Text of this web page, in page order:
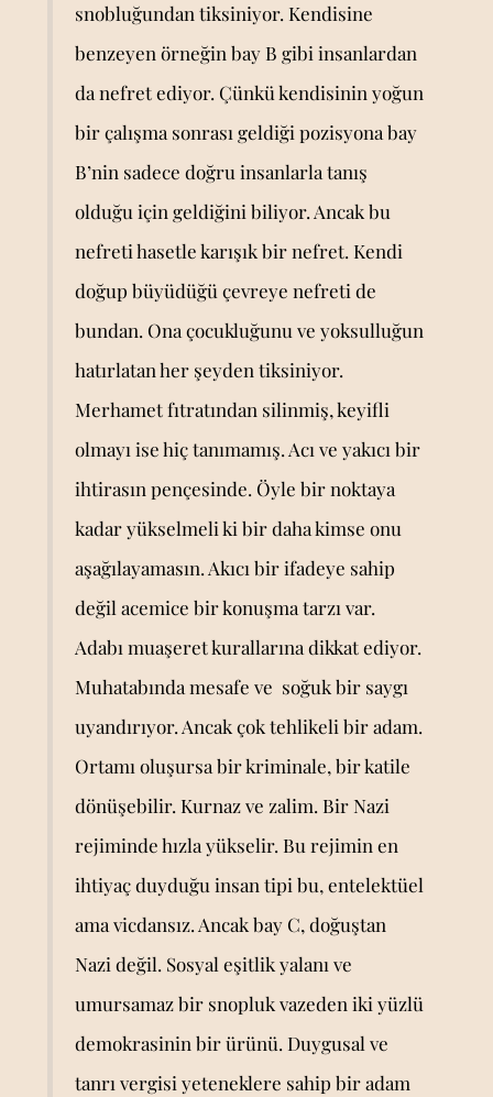
snobluğundan tiksiniyor. Kendisine
benzeyen örneğin bay B gibi insanlardan
da nefret ediyor. Çünkü kendisinin yoğun
bir çalışma sonrası geldiği pozisyona bay
B’nin sadece doğru insanlarla tanış
olduğu için geldiğini biliyor. Ancak bu
nefreti hasetle karışık bir nefret. Kendi
doğup büyüdüğü çevreye nefreti de
bundan. Ona çocukluğunu ve yoksulluğun
hatırlatan her şeyden tiksiniyor.
Merhamet fıtratından silinmiş, keyifli
olmayı ise hiç tanımamış. Acı ve yakıcı bir
ihtirasın pençesinde. Öyle bir noktaya
kadar yükselmeli ki bir daha kimse onu
aşağılayamasın. Akıcı bir ifadeye sahip
değil acemice bir konuşma tarzı var.
Adabı muaşeret kurallarına dikkat ediyor.
Muhatabında mesafe ve soğuk bir saygı
uyandırıyor. Ancak çok tehlikeli bir adam.
Ortamı oluşursa bir kriminale, bir katile
dönüşebilir. Kurnaz ve zalim. Bir Nazi
rejiminde hızla yükselir. Bu rejimin en
ihtiyaç duyduğu insan tipi bu, entelektüel
ama vicdansız. Ancak bay C, doğuştan
Nazi değil. Sosyal eşitlik yalanı ve
umursamaz bir snopluk vazeden iki yüzlü
demokrasinin bir ürünü. Duygusal ve
tanrı vergisi yeteneklere sahip bir adam